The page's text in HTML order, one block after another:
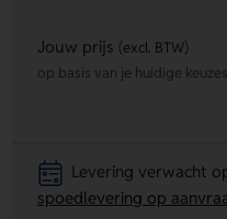
Jouw prijs (excl. BTW)
op basis van je huidige keuzes
Levering verwacht
spoedlevering op